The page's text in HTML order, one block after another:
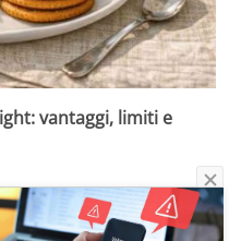
vantaggi, limiti e